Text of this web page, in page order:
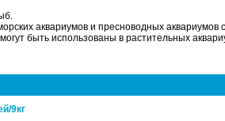
аквариумов и пресноводных
быть использованы в растительных
9кг